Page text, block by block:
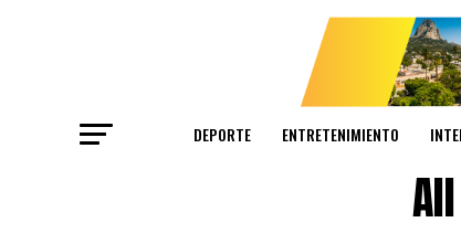
DEPORTE ENTRETENIMIENTO